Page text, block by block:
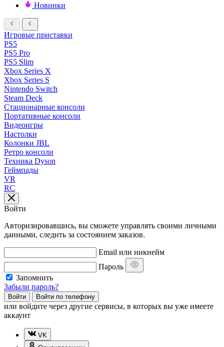
Новинки
Игровые приставки
PS5
PS5 Pro
PS5 Slim
Xbox Series X
Xbox Series S
Nintendo Switch
Steam Deck
Стационарные консоли
Портативные консоли
Видеоигры
Настолки
Колонки JBL
Ретро консоли
Техника Dyson
Геймпады
VR
RC
Войти
Авторизировавшись, вы сможете управлять своими личными
данными, следить за состоянием заказов.
Email или никнейм
Пароль
Запомнить
Забыли пароль?
Войти Войти по телефону
или войдите через другие сервисы, в которых вы уже имеете
аккаунт
VK